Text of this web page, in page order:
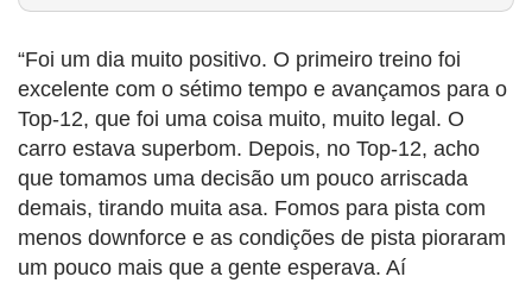
“Foi um dia muito positivo. O primeiro treino foi
excelente com o sétimo tempo e avançamos para o
Top-12, que foi uma coisa muito, muito legal. O
carro estava superbom. Depois, no Top-12, acho
que tomamos uma decisão um pouco arriscada
demais, tirando muita asa. Fomos para pista com
menos downforce e as condições de pista pioraram
um pouco mais que a gente esperava. Aí